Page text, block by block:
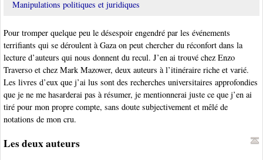
Manipulations politiques et juridiques
Pour tromper quelque peu le désespoir engendré par les événements
terrifiants qui se déroulent à Gaza on peut chercher du réconfort dans la
lecture d’auteurs qui nous donnent du recul. J’en ai trouvé chez Enzo
Traverso et chez Mark Mazower, deux auteurs à l’itinéraire riche et varié.
Les livres d’eux que j’ai lus sont des recherches universitaires approfondies
que je ne me hasarderai pas à résumer, je mentionnerai juste ce que j’en ai
tiré pour mon propre compte, sans doute subjectivement et mêlé de
notations de mon cru.
Les deux auteurs